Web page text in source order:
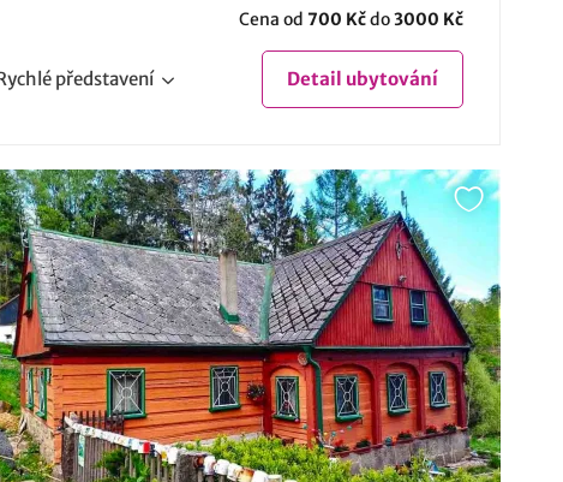
Cena od 700 Kčdo3000 Kč
představení Detail ubytování